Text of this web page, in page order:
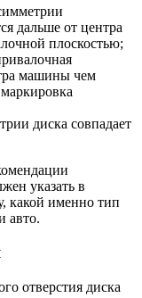
дальше от центра
плоскостью;
машины чем
диска совпадает
указать в
какой именно тип
авто.
отверстия диска